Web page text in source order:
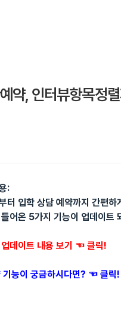
약, 인터뷰항목정
:
터 입학 상담 예약까지 간편
어온 5가지 기능이 업데이트
데이트 내용 보기 ☜ 클릭!
능이 궁금하시다면? ☜ 클릭!